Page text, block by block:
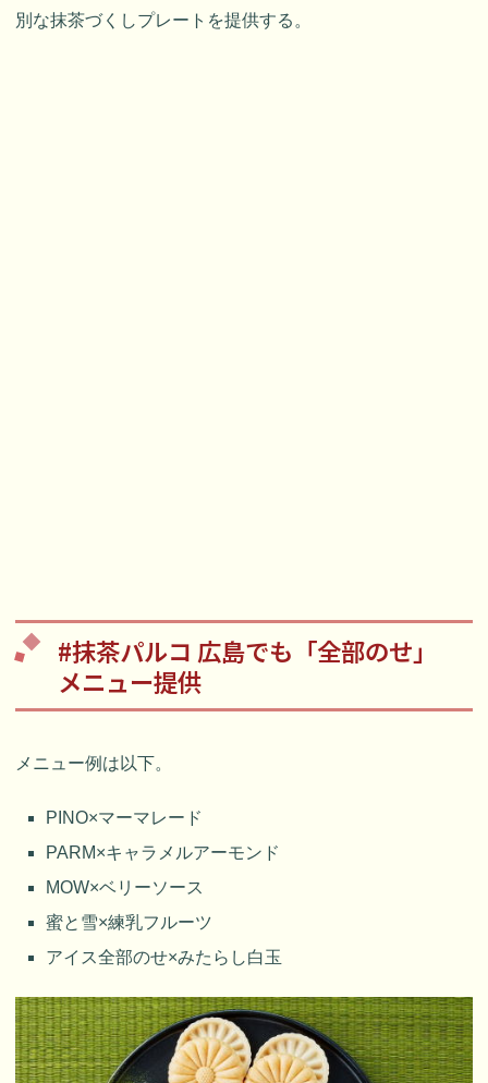
別な抹茶づくしプレートを提供する。
#抹茶パルコ 広島でも「全部のせ」
メニュー提供
メニュー例は以下。
PINO×マーマレード
PARM×キャラメルアーモンド
MOW×ベリーソース
蜜と雪×練乳フルーツ
アイス全部のせ×みたらし白玉